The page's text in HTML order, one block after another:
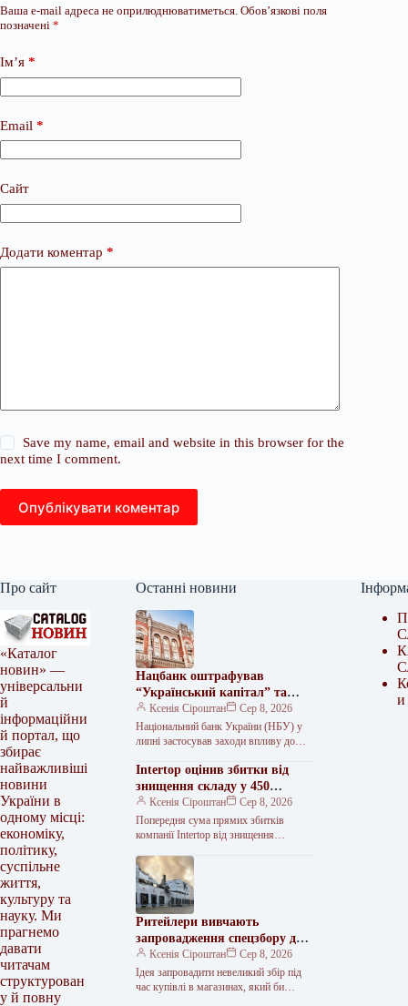
Ваша e-mail адреса не оприлюднюватиметься. Обов’язкові поля
позначені *
Ім’я *
Email *
Сайт
Додати коментар *
Save my name, email and website in this browser for the
next time I comment.
Опублікувати коментар
Про сайт
«Каталог
новин» —
універсальни
й
інформаційни
й портал, що
збирає
найважливіші
новини
України в
одному місці:
економіку,
політику,
суспільне
життя,
культуру та
науку. Ми
прагнемо
давати
читачам
структурован
у й повну
Останні новини
Нацбанк оштрафував
“Український капітал” та
Райффайзен Банк майже на 60
мільйонів гривень
Ксенія Сіроштан
Сер 8, 2026
Національний банк України (НБУ) у
липні застосував заходи впливу до
фінансових установ. Регулятор виявив
порушення…
Intertop оцінив збитки від
знищення складу у 450
мільйонів гривень
Ксенія Сіроштан
Сер 8, 2026
Попередня сума прямих збитків
компанії Intertop від знищення
атаки становить 450 мільйонів гривень.
Про це повідомив…
Ритейлери вивчають
запровадження спецзбору для
компенсації збитків від
обстрілів
Ксенія Сіроштан
Сер 8, 2026
Ідея запровадити невеликий збір під
час купівлі в магазинах, який би
и